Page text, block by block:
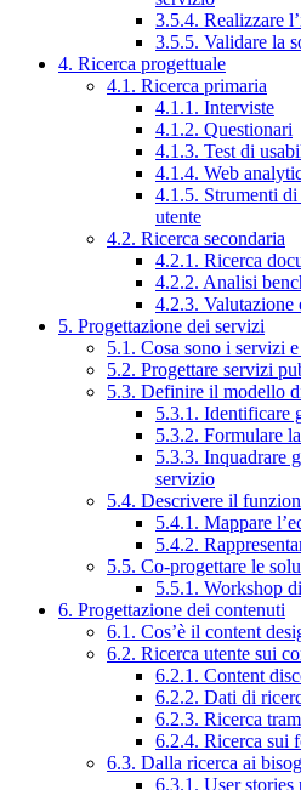
3.5.4. Realizzare
3.5.5. Validare la
4. Ricerca progettuale
4.1. Ricerca primaria
4.1.1. Interviste
4.1.2. Questionari
4.1.3. Test di
4.1.4. Web
4.1.5. Strumenti di
utente
4.2. Ricerca secondaria
4.2.1. Ricerca
4.2.2. Analisi
4.2.3. Valutazione
5. Progettazione dei servizi
5.1. Cosa sono i servizi
5.2. Progettare servizi
5.3. Definire il modello
5.3.1. Identificare
5.3.2. Formulare
5.3.3. Inquadrare
servizio
5.4. Descrivere il
5.4.1. Mappare
5.4.2.
5.5. Co-progettare le
5.5.1. Workshop
6. Progettazione dei contenuti
6.1. Cos’è il content
6.2. Ricerca utente sui
6.2.1. Content
6.2.2. Dati di
6.2.3. Ricerca
6.2.4. Ricerca sui
6.3. Dalla ricerca ai
6.3.1. User